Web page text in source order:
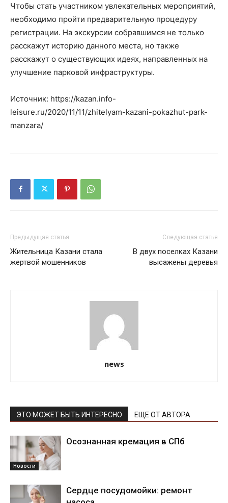
Чтобы стать участником увлекательных мероприятий,
необходимо пройти предварительную процедуру
регистрации. На экскурсии собравшимся не только
расскажут историю данного места, но также
расскажут о существующих идеях, направленных на
улучшение парковой инфраструктуры.
Источник: https://kazan.info-
leisure.ru/2020/11/11/zhitelyam-kazani-pokazhut-park-
manzara/
Предыдущая статья
Жительница Казани стала
жертвой мошенников
Следующая статья
В двух поселках Казани
высажены деревья
news
ЭТО МОЖЕТ БЫТЬ ИНТЕРЕСНО ЕЩЕ ОТ АВТОРА
Новости
Осознанная кремация в СПб
Сердце посудомойки: ремонт